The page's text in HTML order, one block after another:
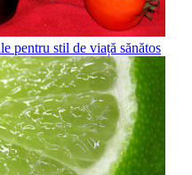
pentru stil de viață sănătos